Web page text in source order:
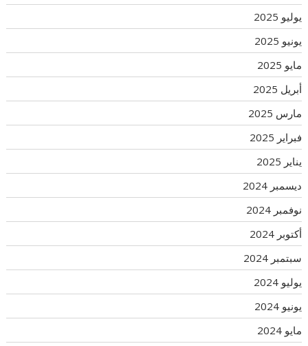
يوليو 2025
يونيو 2025
مايو 2025
أبريل 2025
مارس 2025
فبراير 2025
يناير 2025
ديسمبر 2024
نوفمبر 2024
أكتوبر 2024
سبتمبر 2024
يوليو 2024
يونيو 2024
مايو 2024